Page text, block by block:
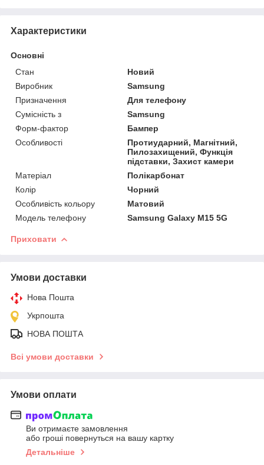
Характеристики
Основні
Стан
Новий
Виробник
Samsung
Призначення
Для телефону
Сумісність з
Samsung
Форм-фактор
Бампер
Особливості
Протиударний, Магнітний,
Пилозахищений, Функція
підставки, Захист камери
Матеріал
Полікарбонат
Колір
Чорний
Особливість кольору
Матовий
Модель телефону
Samsung Galaxy M15 5G
Приховати
Умови доставки
Нова Пошта
Укрпошта
НОВА ПОШТА
Всі умови доставки
Умови оплати
Ви отримаєте замовлення
або гроші повернуться на вашу картку
Детальніше